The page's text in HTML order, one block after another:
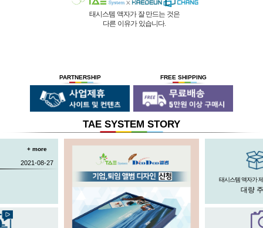
태시스템 액자가 잘 만드는 것은
다른 이유가 있습니다.
30년의 역사를 갖고 있는 회사입니다.
절대적인 제품을 만들기 위해
전 직원이 노력하고 있습니다.
세계 각국에 기계수출은 물론 기술지원을
하고 있습니다.
세계 최초로 개발하고
안전과 효과 효율을 인정받아
획득 하였습니다.
PARTNERSHIP FREE SHIPPING
TAE SYSTEM STORY
+ more
2021-08-27
태시스템 액자가
대량